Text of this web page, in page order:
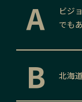
A
ビジ
でも
B 北海